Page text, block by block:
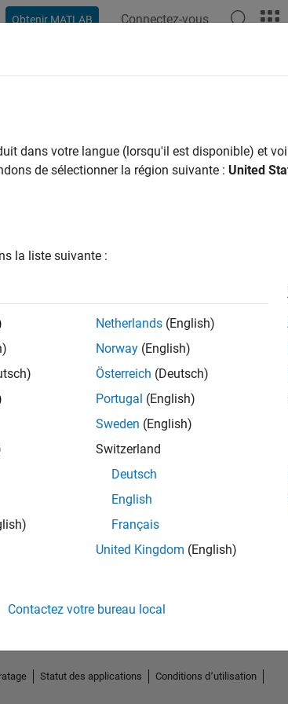
Obtenir MATLAB Connectez-vous
to endorse this person in a skill
Endorsements received
dans votre langue (lorsqu'il est disponible) et
de sélectionner la région suivante : United
la liste suivante :
Netherlands (English)
Norway (English)
Österreich (Deutsch)
Portugal (English)
Sweden (English)
Switzerland
Deutsch
English
Français
United Kingdom (English)
Contactez votre bureau local
Statut des applications
Conditions d՚utilisation